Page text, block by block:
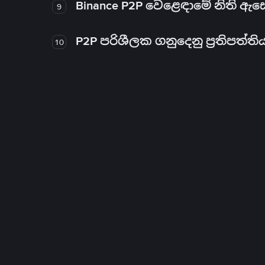
9 Binance P2P වෙළෙඳාමේ නිති
10 P2P පරිශීලක ගනුදෙනු